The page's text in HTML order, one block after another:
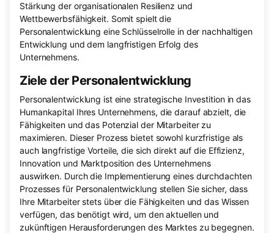
Stärkung der organisationalen Resilienz und
Wettbewerbsfähigkeit. Somit spielt die
Personalentwicklung eine Schlüsselrolle in der nachhaltigen
Entwicklung und dem langfristigen Erfolg des
Unternehmens.
Ziele der Personalentwicklung
Personalentwicklung ist eine strategische Investition in das
Humankapital Ihres Unternehmens, die darauf abzielt, die
Fähigkeiten und das Potenzial der Mitarbeiter zu
maximieren. Dieser Prozess bietet sowohl kurzfristige als
auch langfristige Vorteile, die sich direkt auf die Effizienz,
Innovation und Marktposition des Unternehmens
auswirken. Durch die Implementierung eines durchdachten
Prozesses für Personalentwicklung stellen Sie sicher, dass
Ihre Mitarbeiter stets über die Fähigkeiten und das Wissen
verfügen, das benötigt wird, um den aktuellen und
zukünftigen Herausforderungen des Marktes zu begegnen.